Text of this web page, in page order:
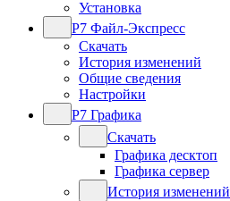
Установка
Р7 Файл-Экспресс
Скачать
История изменений
Общие сведения
Настройки
Р7 Графика
Скачать
Графика десктоп
Графика сервер
История изменений